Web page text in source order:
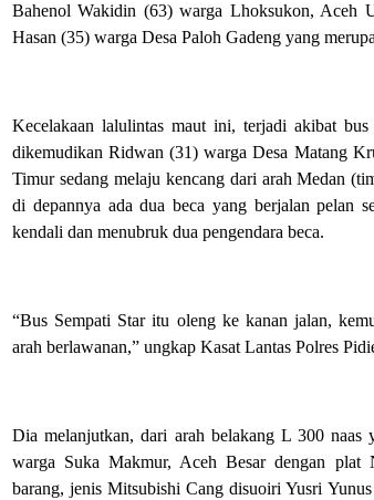
Bahenol Wakidin (63) warga Lhoksukon, Aceh
Hasan (35) warga Desa Paloh Gadeng yang
Kecelakaan lalulintas maut ini, terjadi akibat
dikemudikan Ridwan (31) warga Desa Matang
Timur sedang melaju kencang dari arah Medan
di depannya ada dua beca yang berjalan pelan
kendali dan menubruk dua pengendara beca.
“Bus Sempati Star itu oleng ke kanan jalan,
arah berlawanan,” ungkap Kasat Lantas Polres
Dia melanjutkan, dari arah belakang L 300
warga Suka Makmur, Aceh Besar dengan
barang, jenis Mitsubishi Cang disuoiri Yusri